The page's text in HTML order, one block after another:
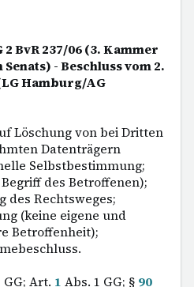
2 BvR 237/06 (3. Kammer
Senats) - Beschluss vom 2.
Hamburg/AG
Löschung von bei Dritten
Datenträgern
Selbstbestimmung;
des Betroffenen);
des Rechtsweges;
(keine eigene und
Betroffenheit);
GG; Art. 1 Abs. 1 GG; § 90